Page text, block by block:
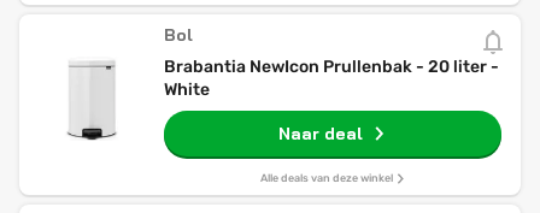
Bol
Brabantia NewIcon Prullenbak - 20 liter -
White
Naar deal
Alle deals van deze winkel